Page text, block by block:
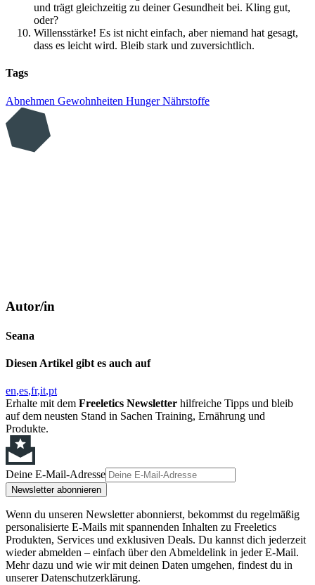
und trägt gleichzeitig zu deiner Gesundheit bei. Kling gut,
oder?
Willensstärke! Es ist nicht einfach, aber niemand hat gesagt,
dass es leicht wird. Bleib stark und zuversichtlich.
Tags
Abnehmen Gewohnheiten HungerNährstoffe
Autor/in
Seana
Diesen Artikel gibt es auch auf
en es fr it pt
Erhalte mit dem Freeletics Newsletter hilfreiche Tipps und bleib
auf dem neusten Stand in Sachen Training, Ernährung und
Produkte.
Deine E-Mail-Adresse
Newsletter abonnieren
Wenn du unseren Newsletter abonnierst, bekommst du regelmäßig
personalisierte E-Mails mit spannenden Inhalten zu Freeletics
Produkten, Services und exklusiven Deals. Du kannst dich jederzeit
wieder abmelden – einfach über den Abmeldelink in jeder E-Mail.
Mehr dazu und wie wir mit deinen Daten umgehen, findest du in
unserer Datenschutzerklärung.